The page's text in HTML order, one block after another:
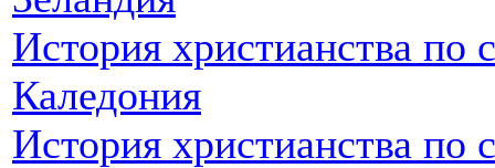
История христианства по
Каледония
История христианства по